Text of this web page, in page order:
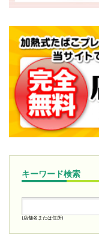
キーワード検索
(店舗名または住所)